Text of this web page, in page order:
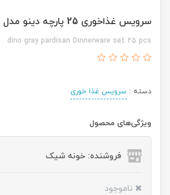
سرویس غذاخوری 25 پارچه دینو مدل پردیسان خاکستری
dino gray pardisan Dinnerware set 25 pcs
دسته : سرویس غذا خوری
ویژگی‌های محصول
فروشنده: خونه شیک
ناموجود